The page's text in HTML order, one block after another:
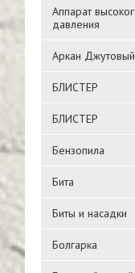
Аппарат
давления
Аркан Джутовый
БЛИСТЕР
БЛИСТЕР
Бензопила
Бита
Биты и насадки
Болгарка